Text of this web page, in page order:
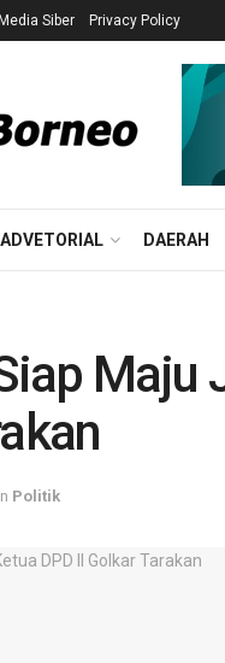
Siber Privacy Policy
ADVETORIAL DAERAH
Maju
Politik